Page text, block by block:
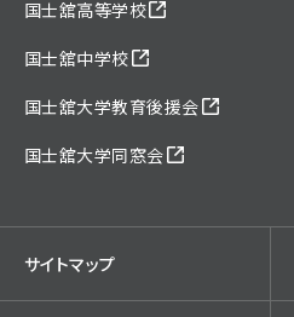
国士舘高等学校
国士舘中学校
国士舘大学教育後援会
国士舘大学同窓会
サイトマップ